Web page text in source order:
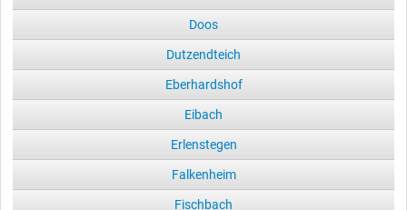
Doos
Dutzendteich
Eberhardshof
Eibach
Erlenstegen
Falkenheim
Fischbach